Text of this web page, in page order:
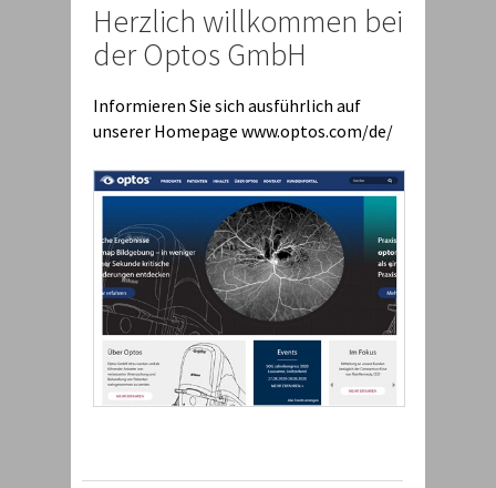
Herzlich willkommen bei
der Optos GmbH
Informieren Sie sich ausführlich auf
unserer Homepage www.optos.com/de/